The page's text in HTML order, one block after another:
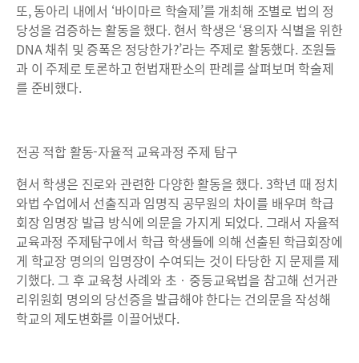
또, 동아리 내에서 ‘바이마르 학술제’를 개최해 조별로 법의 정
당성을 검증하는 활동을 했다. 현서 학생은 ‘용의자 식별을 위한
DNA 채취 및 증폭은 정당한가?’라는 주제로 활동했다. 조원들
과 이 주제로 토론하고 헌법재판소의 판례를 살펴보며 학술제
를 준비했다.
전공 적합 활동-자율적 교육과정 주제 탐구
현서 학생은 진로와 관련한 다양한 활동을 했다. 3학년 때 정치
와법 수업에서 선출직과 임명직 공무원의 차이를 배우며 학급
회장 임명장 발급 방식에 의문을 가지게 되었다. 그래서 자율적
교육과정 주제탐구에서 학급 학생들에 의해 선출된 학급회장에
게 학교장 명의의 임명장이 수여되는 것이 타당한 지 문제를 제
기했다. 그 후 교육청 사례와 초‧중등교육법을 참고해 선거관
리위원회 명의의 당선증을 발급해야 한다는 건의문을 작성해
학교의 제도변화를 이끌어냈다.